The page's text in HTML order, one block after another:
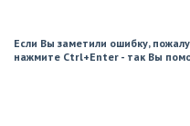
Если Вы заметили ошибку,
нажмите Ctrl+Enter - так Вы